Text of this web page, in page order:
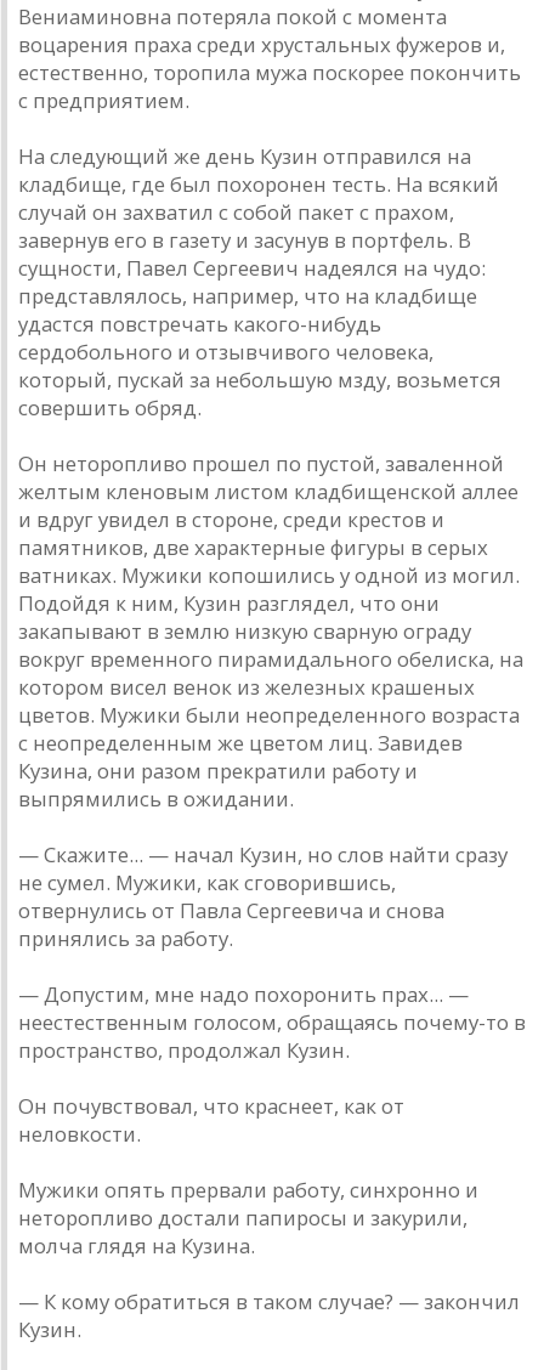
Вениаминовна потеряла покой с момента
воцарения праха среди хрустальных фужеров и,
естественно, торопила мужа поскорее покончить
с предприятием.
На следующий же день Кузин отправился на
кладбище, где был похоронен тесть. На всякий
случай он захватил с собой пакет с прахом,
завернув его в газету и засунув в портфель. В
сущности, Павел Сергеевич надеялся на чудо:
представлялось, например, что на кладбище
удастся повстречать какого-нибудь
сердобольного и отзывчивого человека,
который, пускай за небольшую мзду, возьмется
совершить обряд.
Он неторопливо прошел по пустой, заваленной
желтым кленовым листом кладбищенской аллее
и вдруг увидел в стороне, среди крестов и
памятников, две характерные фигуры в серых
ватниках. Мужики копошились у одной из могил.
Подойдя к ним, Кузин разглядел, что они
закапывают в землю низкую сварную ограду
вокруг временного пирамидального обелиска, на
котором висел венок из железных крашеных
цветов. Мужики были неопределенного возраста
с неопределенным же цветом лиц. Завидев
Кузина, они разом прекратили работу и
выпрямились в ожидании.
— Скажите... — начал Кузин, но слов найти сразу
не сумел. Мужики, как сговорившись,
отвернулись от Павла Сергеевича и снова
принялись за работу.
— Допустим, мне надо похоронить прах... —
неестественным голосом, обращаясь почему-то в
пространство, продолжал Кузин.
Он почувствовал, что краснеет, как от
неловкости.
Мужики опять прервали работу, синхронно и
неторопливо достали папиросы и закурили,
молча глядя на Кузина.
— К кому обратиться в таком случае? — закончил
Кузин.